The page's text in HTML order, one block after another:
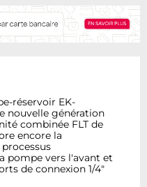
réservoir EK-
nouvelle génération
combinée FLT de
encore la
pompe vers l'avant et
de connexion 1/4"